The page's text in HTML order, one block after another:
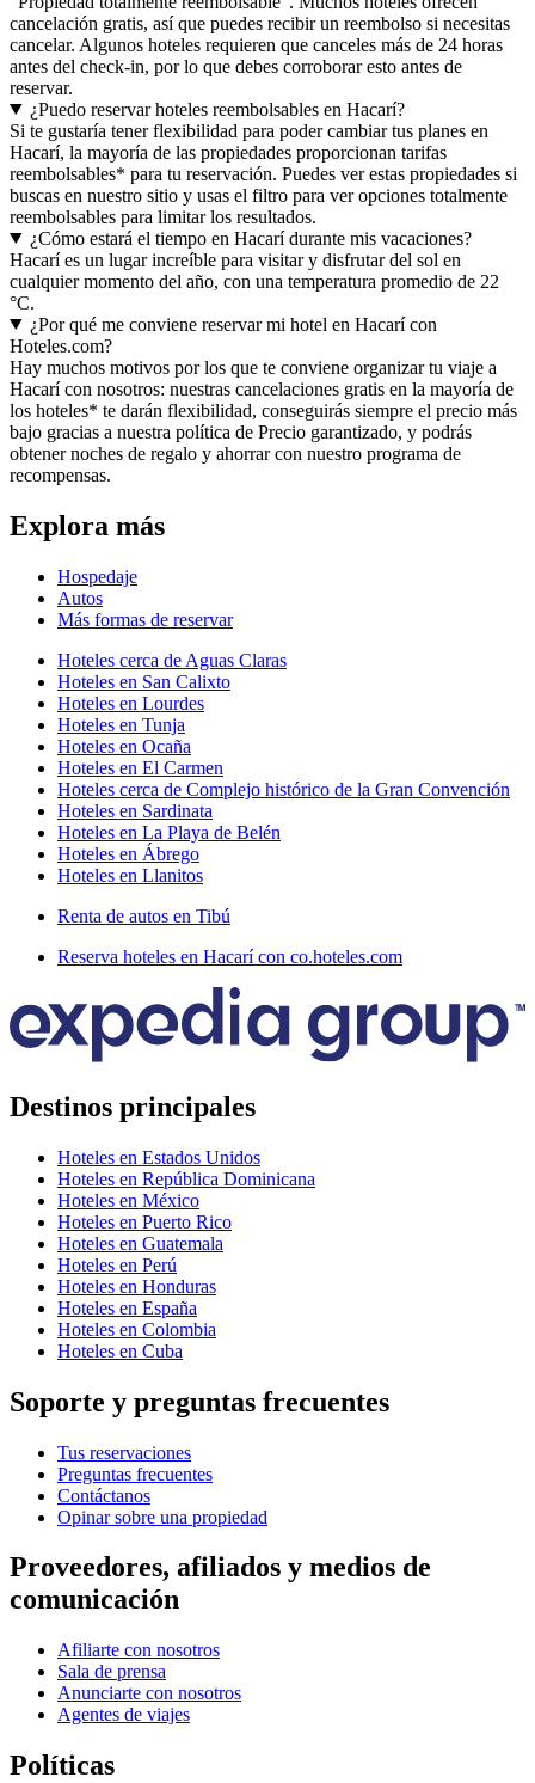
cancelación gratis, así que puedes recibir un reembolso si necesitas
cancelar. Algunos hoteles requieren que canceles más de 24 horas
antes del check-in, por lo que debes corroborar esto antes de
reservar.
¿Puedo reservar hoteles reembolsables en Hacarí?
Si te gustaría tener flexibilidad para poder cambiar tus planes en
Hacarí, la mayoría de las propiedades proporcionan tarifas
reembolsables* para tu reservación. Puedes ver estas propiedades si
buscas en nuestro sitio y usas el filtro para ver opciones totalmente
reembolsables para limitar los resultados.
¿Cómo estará el tiempo en Hacarí durante mis vacaciones?
Hacarí es un lugar increíble para visitar y disfrutar del sol en
cualquier momento del año, con una temperatura promedio de 22
°C.
¿Por qué me conviene reservar mi hotel en Hacarí con
Hoteles.com?
Hay muchos motivos por los que te conviene organizar tu viaje a
Hacarí con nosotros: nuestras cancelaciones gratis en la mayoría de
los hoteles* te darán flexibilidad, conseguirás siempre el precio más
bajo gracias a nuestra política de Precio garantizado, y podrás
obtener noches de regalo y ahorrar con nuestro programa de
recompensas.
Explora más
Hospedaje
Autos
Más formas de reservar
Hoteles cerca de Aguas Claras
Hoteles en San Calixto
Hoteles en Lourdes
Hoteles en Tunja
Hoteles en Ocaña
Hoteles en El Carmen
Hoteles cerca de Complejo histórico de la Gran Convención
Hoteles en Sardinata
Hoteles en La Playa de Belén
Hoteles en Ábrego
Hoteles en Llanitos
Renta de autos en Tibú
Reserva hoteles en Hacarí con co.hoteles.com
Destinos principales
Hoteles en Estados Unidos
Hoteles en República Dominicana
Hoteles en México
Hoteles en Puerto Rico
Hoteles en Guatemala
Hoteles en Perú
Hoteles en Honduras
Hoteles en España
Hoteles en Colombia
Hoteles en Cuba
Soporte y preguntas frecuentes
Tus reservaciones
Preguntas frecuentes
Contáctanos
Opinar sobre una propiedad
Proveedores, afiliados y medios de
comunicación
Afiliarte con nosotros
Sala de prensa
Anunciarte con nosotros
Agentes de viajes
Políticas